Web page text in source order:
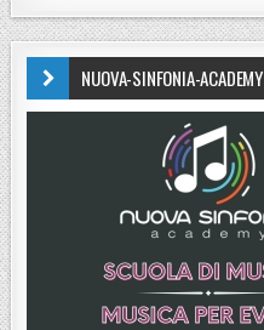
NUOVA-SINFONIA-ACADEMY